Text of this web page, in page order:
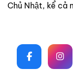
Chủ Nhật, kể cả